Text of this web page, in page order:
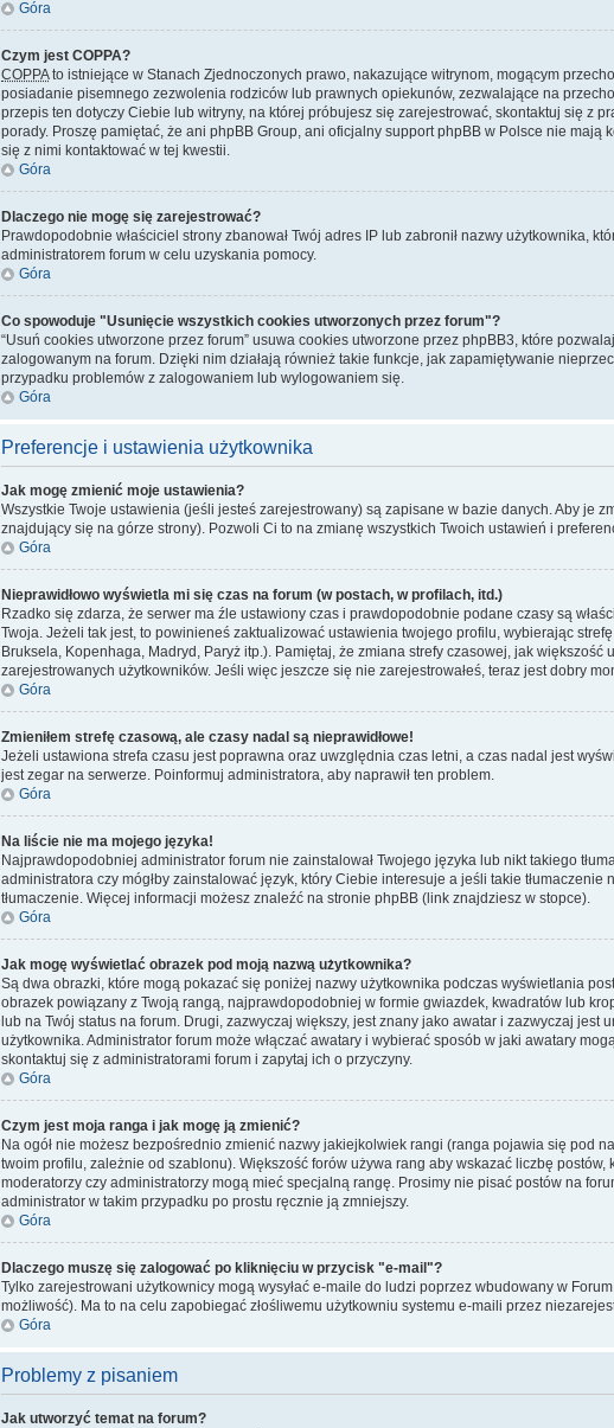
Góra
Czym jest COPPA?
COPPAto istniejące w Stanach Zjednoczonych prawo, nakazujące witrynom, mogącym
posiadanie pisemnego zezwolenia rodziców lub prawnych opiekunów, zezwalające na
przepis ten dotyczy Ciebie lub witryny, na której próbujesz się zarejestrować, skontaktuj się z
porady. Proszę pamiętać, że ani phpBB Group, ani oficjalny support phpBB w Polsce nie
się z nimi kontaktować w tej kwestii.
Góra
Dlaczego nie mogę się zarejestrować?
Prawdopodobnie właściciel strony zbanował Twój adres IP lub zabronił nazwy użytkownika,
administratorem forum w celu uzyskania pomocy.
Góra
Co spowoduje "Usunięcie wszystkich cookies utworzonych przez forum"?
“Usuń cookies utworzone przez forum” usuwa cookies utworzone przez phpBB3, które
zalogowanym na forum. Dzięki nim działają również takie funkcje, jak zapamiętywanie
przypadku problemów z zalogowaniem lub wylogowaniem się.
Góra
Preferencje i ustawienia użytkownika
Jak mogę zmienić moje ustawienia?
Wszystkie Twoje ustawienia (jeśli jesteś zarejestrowany) są zapisane w bazie danych. Aby je
znajdujący się na górze strony). Pozwoli Ci to na zmianę wszystkich Twoich ustawień i
Góra
Nieprawidłowo wyświetla mi się czas na forum (w postach, w profilach, itd.)
Rzadko się zdarza, że serwer ma źle ustawiony czas i prawdopodobnie podane czasy są
Twoja. Jeżeli tak jest, to powinieneś zaktualizować ustawienia twojego profilu, wybierając
Bruksela, Kopenhaga, Madryd, Paryż itp.). Pamiętaj, że zmiana strefy czasowej, jak
zarejestrowanych użytkowników. Jeśli więc jeszcze się nie zarejestrowałeś, teraz jest dobry
Góra
Zmieniłem strefę czasową, ale czasy nadal są nieprawidłowe!
Jeżeli ustawiona strefa czasu jest poprawna oraz uwzględnia czas letni, a czas nadal jest
jest zegar na serwerze. Poinformuj administratora, aby naprawił ten problem.
Góra
Na liście nie ma mojego języka!
Najprawdopodobniej administrator forum nie zainstalował Twojego języka lub nikt takiego
administratora czy mógłby zainstalować język, który Ciebie interesuje a jeśli takie
tłumaczenie. Więcej informacji możesz znaleźć na stronie phpBB (link znajdziesz w stopce).
Góra
Jak mogę wyświetlać obrazek pod moją nazwą użytkownika?
Są dwa obrazki, które mogą pokazać się poniżej nazwy użytkownika podczas wyświetlania
obrazek powiązany z Twoją rangą, najprawdopodobniej w formie gwiazdek, kwadratów lub
lub na Twój status na forum. Drugi, zazwyczaj większy, jest znany jako awatar i zazwyczaj
użytkownika. Administrator forum może włączać awatary i wybierać sposób w jaki awatary
skontaktuj się z administratorami forum i zapytaj ich o przyczyny.
Góra
Czym jest moja ranga i jak mogę ją zmienić?
Na ogół nie możesz bezpośrednio zmienić nazwy jakiejkolwiek rangi (ranga pojawia się pod
twoim profilu, zależnie od szablonu). Większość forów używa rang aby wskazać liczbę postów,
moderatorzy czy administratorzy mogą mieć specjalną rangę. Prosimy nie pisać postów na
administrator w takim przypadku po prostu ręcznie ją zmniejszy.
Góra
Dlaczego muszę się zalogować po kliknięciu w przycisk "e-mail"?
Tylko zarejestrowani użytkownicy mogą wysyłać e-maile do ludzi poprzez wbudowany w
możliwość). Ma to na celu zapobiegać złośliwemu użytkowniu systemu e-maili przez
Góra
Problemy z pisaniem
Jak utworzyć temat na forum?